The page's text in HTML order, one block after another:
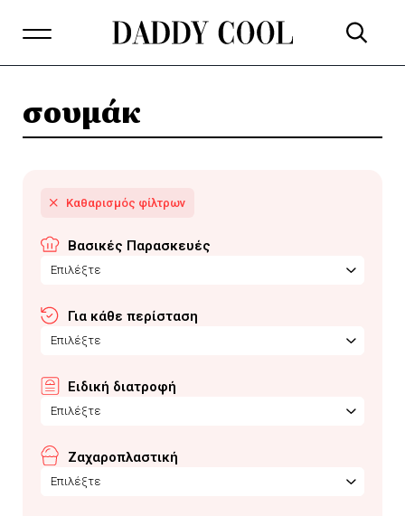
σουμάκ
Βασικές Παρασκευές
Επιλέξτε
Για κάθε περίσταση
Επιλέξτε
Ειδική διατροφή
Επιλέξτε
Ζαχαροπλαστική
Επιλέξτε